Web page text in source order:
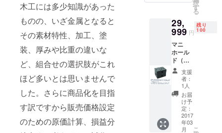
木工には多少知識があった
ものの、いざ金属となると
その素材特性、加工、塗
装、厚みや比重の違いな
ど、組合せの選択肢がこれ
ほど多いとは思いませんで
した。さらに商品化を目指
す訳ですから販売価格設定
のための原価計算、損益分
の
プを固
定でき
るた
め、片
手で抜
いて、
片手で
スタン
ドに戻
せま
す。 ス
タンド
自体に
重量が
択
す
る
29,
999 円
残り
100
マニ
ホール
ド（ア
クリル
製） マ
ニホー
ルドは
内燃機
関の吸
気もし
くは排
支援
者：
1人
お届
け予
定：
2017
年03
月
こ